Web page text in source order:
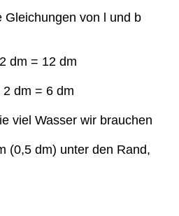
Gleichungen von l und b
dm = 12 dm
dm = 6 dm
viel Wasser wir brauchen
(0,5 dm) unter den Rand,